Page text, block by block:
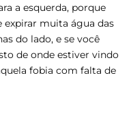
a esquerda, porque
expirar muita água das
do lado, e se você
de onde estiver vindo
fobia com falta de